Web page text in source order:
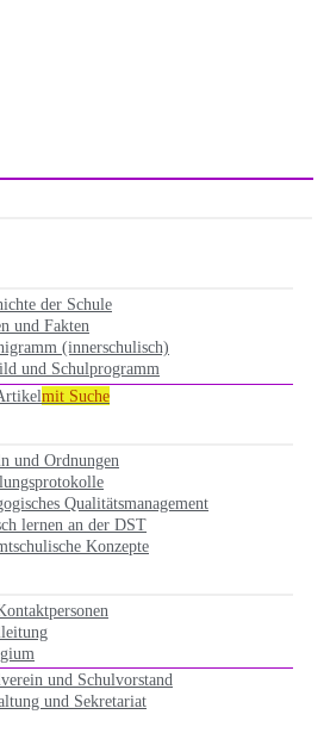
der Schule
und Fakten
(innerschulisch)
und Schulprogramm
mit Suche
und Ordnungen
Qualitätsmanagement
lernen an der DST
Konzepte
und Schulvorstand
und Sekretariat